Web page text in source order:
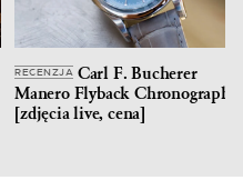
RECENZJA Carl F. Bucherer
Manero Flyback Chronograph
[zdjęcia live, cena]